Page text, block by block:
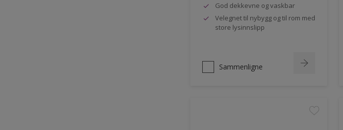
God dekkevne og vaskbar
Velegnet til nybygg og til rom med
store lysinnslipp
Sammenligne